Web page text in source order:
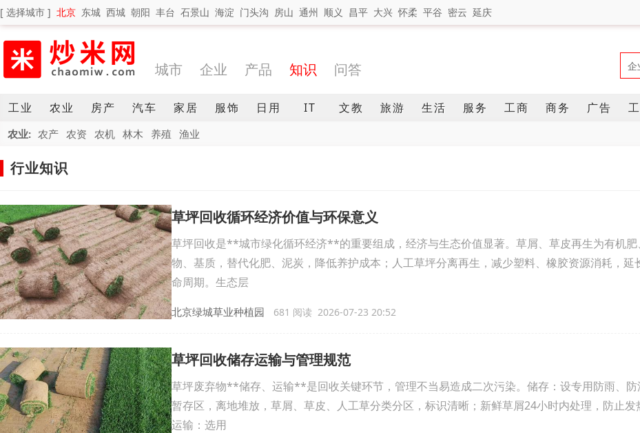
[ 选择城市 ] 北京 东城 西城 朝阳 丰台 石景山 海淀 门头沟 房山 通州 顺义 昌平 大兴 怀柔 平谷 密云 延庆
城市 企业 产品 知识 问答
工业 农业 房产 汽车 家居 服饰 日用 IT 文教 旅游 生活 服务 工商 商务 广告
农业: 农产 农资 农机 林木 养殖 渔业
行业知识
草坪回收循环经济价值与环保意义
草坪回收是**城市绿化循环经济**的重要组成，经济与生态价值显著。草屑、草皮再生为有机肥
物、基质，替代化肥、泥炭，降低养护成本；人工草坪分离再生，减少塑料、橡胶资源消耗，延
命周期。生态层
北京绿城草业种植园 681 阅读 2026-07-23 20:52
草坪回收储存运输与管理规范
草坪废弃物**储存、运输**是回收关键环节，管理不当易造成二次污染。储存：设专用防雨、
暂存区，离地堆放，草屑、草皮、人工草分类分区，标识清晰；新鲜草屑24小时内处理，防止发
运输：选用